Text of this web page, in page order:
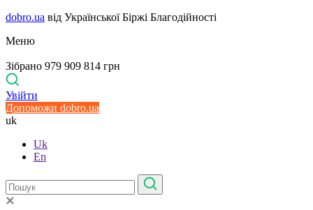
dobro.ua від Української Біржі Благодійності
Меню
Зібрано 979 909 814 грн
Увійти
Допоможи dobro.ua
uk
Uk
En